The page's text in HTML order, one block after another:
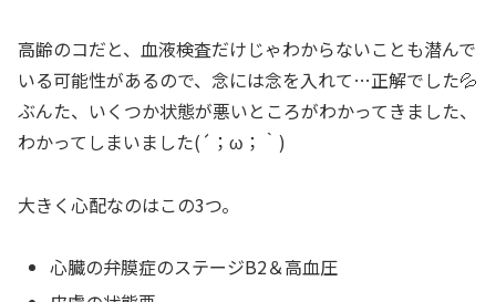
高齢のコだと、血液検査だけじゃわからないことも潜んで
いる可能性があるので、念には念を入れて…正解でした💦
ぶんた、いくつか状態が悪いところがわかってきました、
わかってしまいました(´；ω；｀)
大きく心配なのはこの3つ。
心臓の弁膜症のステージB2＆高血圧